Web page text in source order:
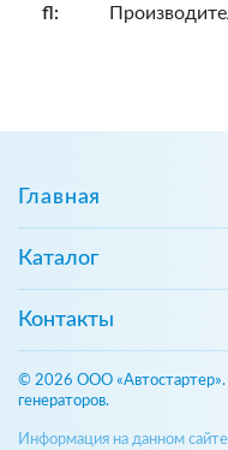
fl:
Главная
Каталог
Контакты
© 2026 ООО «Автостартер».
генераторов.
Информация на данном